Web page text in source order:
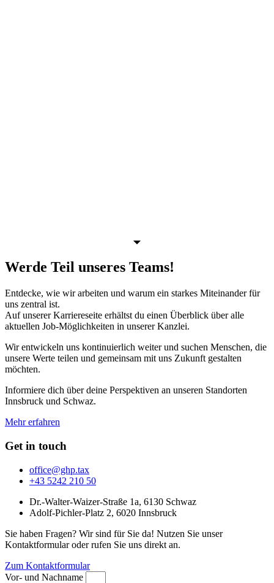
Werde Teil unseres Teams!
Entdecke, wie wir arbeiten und warum ein starkes Miteinander für
uns zentral ist.
Auf unserer Karriereseite erhältst du einen Überblick über alle
aktuellen Job-Möglichkeiten in unserer Kanzlei.
Wir entwickeln uns kontinuierlich weiter und suchen Menschen, die
unsere Werte teilen und gemeinsam mit uns Zukunft gestalten
möchten.
Informiere dich über deine Perspektiven an unseren Standorten
Innsbruck und Schwaz.
Mehr erfahren
Get in touch
office@ghp.tax
+43 5242 210 50
Dr.-Walter-Waizer-Straße 1a, 6130 Schwaz
Adolf-Pichler-Platz 2, 6020 Innsbruck
Sie haben Fragen? Wir sind für Sie da! Nutzen Sie unser
Kontaktformular oder rufen Sie uns direkt an.
Zum Kontaktformular
Vor- und Nachname